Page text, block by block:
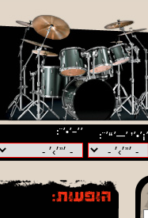
׳׳–׳•׳¨: ׳¡׳•׳’ ׳—׳“׳¨: